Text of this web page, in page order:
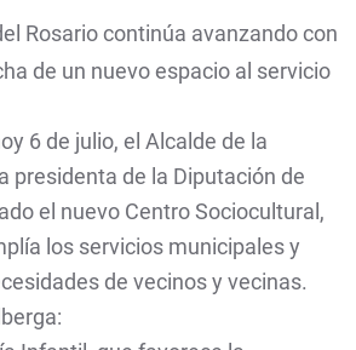
Rosario continúa avanzando con
de un nuevo espacio al servicio
6 de julio, el Alcalde de la
presidenta de la Diputación de
el nuevo Centro Sociocultural,
los servicios municipales y
de vecinos y vecinas.